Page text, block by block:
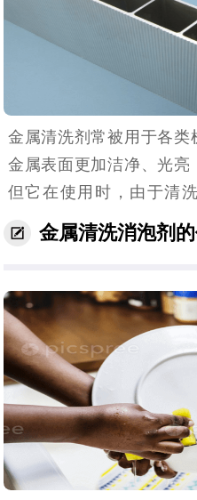
金属清洗剂常被用于各
金属表面更加洁净、光亮
但它在使用时，由于清
快、流体循环泵密封不
出现大量泡沫，给清洗